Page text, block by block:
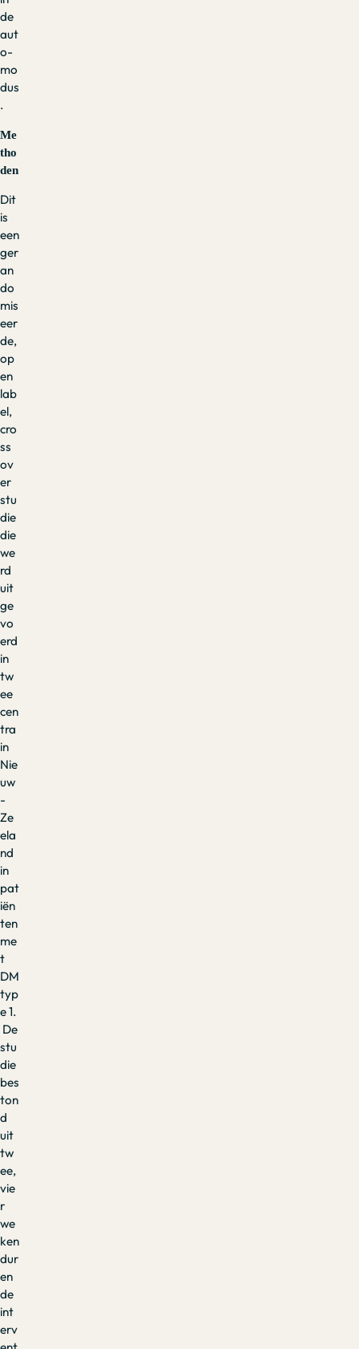
de
aut
o-
mo
dus
.
Me
tho
den
Dit
is
een
ger
an
do
mis
eer
de,
op
en
lab
el,
cro
ss
ov
er
stu
die
die
we
rd
uit
ge
vo
erd
in
tw
ee
cen
tra
in
Nie
uw
-
Ze
ela
nd
in
pat
iën
ten
me
t
DM
typ
e 1.
De
stu
die
bes
ton
d
uit
tw
ee,
vie
r
we
ken
dur
en
de
int
erv